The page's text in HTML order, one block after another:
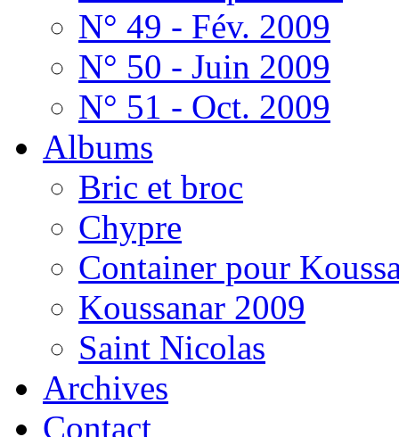
N° 49 - Fév. 2009
N° 50 - Juin 2009
N° 51 - Oct. 2009
Albums
Bric et broc
Chypre
Container pour
Koussanar 2009
Saint Nicolas
Archives
Contact